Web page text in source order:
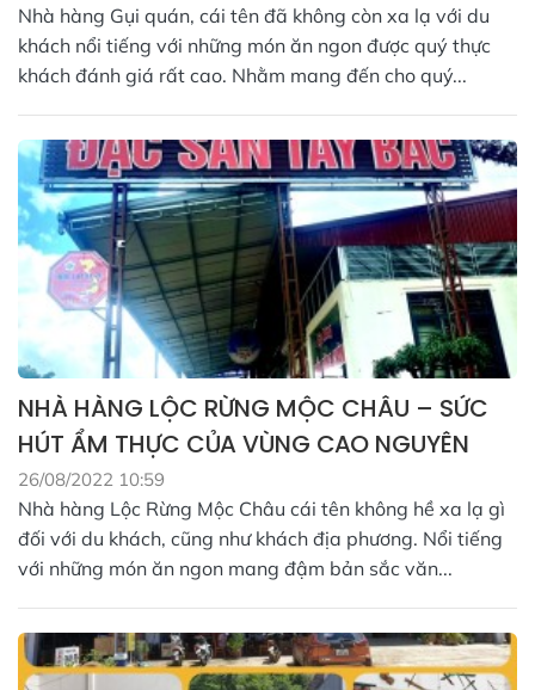
Nhà hàng Gụi quán, cái tên đã không còn xa lạ với du
khách nổi tiếng với những món ăn ngon được quý thực
khách đánh giá rất cao. Nhằm mang đến cho quý...
NHÀ HÀNG LỘC RỪNG MỘC CHÂU – SỨC
HÚT ẨM THỰC CỦA VÙNG CAO NGUYÊN
26/08/2022 10:59
Nhà hàng Lộc Rừng Mộc Châu cái tên không hề xa lạ gì
đối với du khách, cũng như khách địa phương. Nổi tiếng
với những món ăn ngon mang đậm bản sắc văn...